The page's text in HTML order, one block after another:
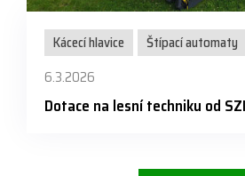
Kácecí hlavice Štípací automaty
6.3.2026
Dotace na lesní techniku od